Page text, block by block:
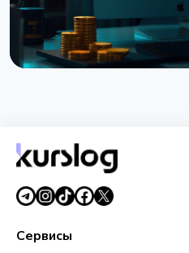
29 июля 2026 г.3 мин чтения
Сервисы